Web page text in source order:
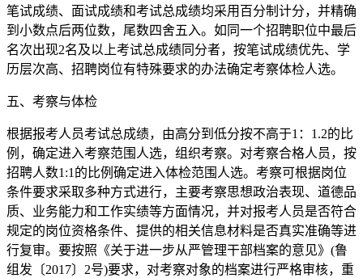
笔试成绩、面试成绩和考试总成绩均采用百分制计分，并精确
到小数点后两位数，尾数四舍五入。如同一个招聘职位中最后
名次出现2名及以上考试总成绩同分者，按笔试成绩优先、学
历层次高、招聘岗位有特殊要求的办法确定考察体检人选。
五、考察与体检
根据报考人员考试总成绩，由高分到低分按不高于1：1.2的比
例，确定进入考察范围人选，组织考察。对考察合格人员，按
招聘人数1:1的比例确定进入体检范围人选。考察可根据岗位
条件要求采取多种方式进行，主要考察思想政治表现、道德品
质、业务能力和工作实绩等方面情况，并对报考人员是否符合
规定的岗位资格条件、提供的相关信息材料是否真实准确等进
行复审。要按照《关于进一步从严管理干部档案的意见》(鲁
组发〔2017〕2号)要求，对考察对象的档案进行严格审核，重